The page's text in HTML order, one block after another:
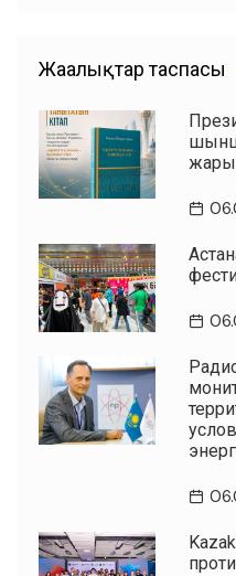
Жаңалықтар таспасы